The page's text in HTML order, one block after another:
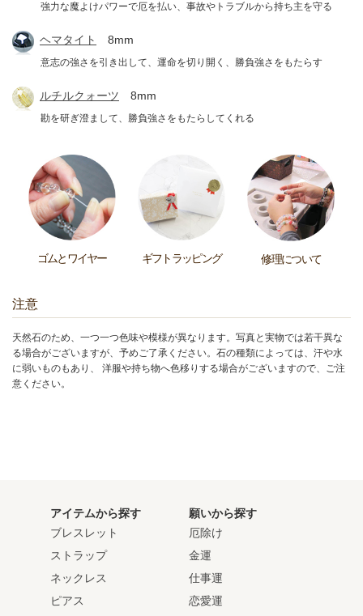
強力な魔よけパワーで厄を払い、事故やトラブルから持ち主を守る
ヘマタイト 8mm
意志の強さを引き出して、運命を切り開く、勝負強さをもたらす
ルチルクォーツ 8mm
勘を研ぎ澄まして、勝負強さをもたらしてくれる
ゴムとワイヤー ギフトラッピング 修理について
注意
天然石のため、一つ一つ色味や模様が異なります。写真と実物では若干異な
る場合がございますが、予めご了承ください。石の種類によっては、汗や水
に弱いものもあり、 洋服や持ち物へ色移りする場合がございますので、ご注
意ください。
アイテムから探す
ブレスレット
ストラップ
ネックレス
ピアス
願いから探す
厄除け
金運
仕事運
恋愛運